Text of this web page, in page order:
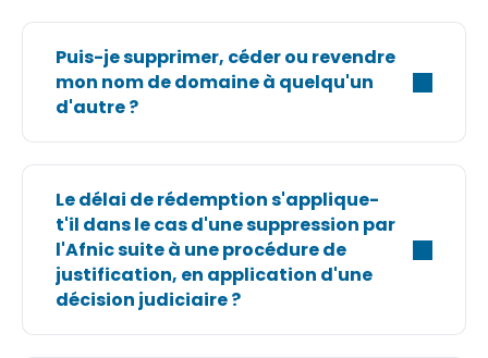
Puis-je supprimer, céder ou revendre
mon nom de domaine à quelqu'un
d'autre ?
Le délai de rédemption s'applique-
t'il dans le cas d'une suppression par
l'Afnic suite à une procédure de
justification, en application d'une
décision judiciaire ?